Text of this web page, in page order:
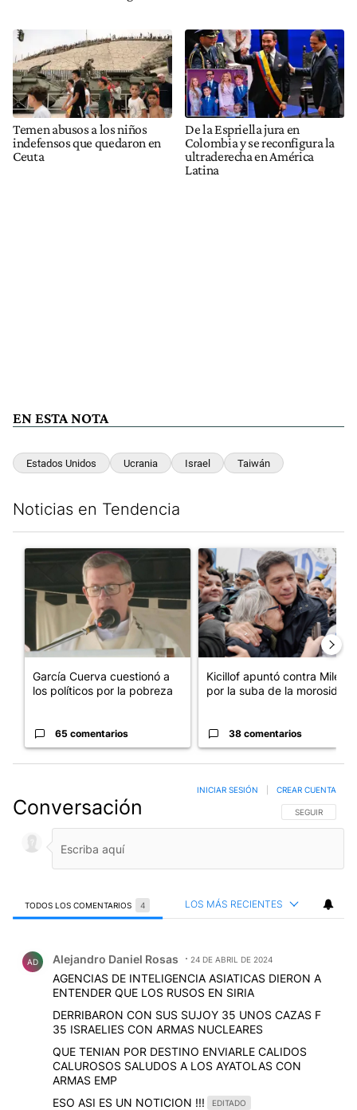
Temen abusos a los niños
indefensos que quedaron en
Ceuta
De la Espriella jura en
Colombia y se reconfigura la
ultraderecha en América
Latina
EN ESTA NOTA
Estados Unidos Ucrania Israel Taiwán
Noticias en Tendencia
Un artículo de tendencia con el título "García Cuerva
García Cuerva cuestionó a
los políticos por la pobreza
65 comentarios
Un artículo de tendencia con
Kicillof apuntó contra Milei
por la suba de la morosida...
38 comentarios
Conversación SIGA ESTA
SEGUIR
INICIAR SESIÓN CREAR CUENTA
TODOS LOS COMENTARIOS 4 LOS MÁS RECIENTES
AD Alejandro Daniel Rosas 24 DE ABRIL DE 2024
AGENCIAS DE INTELIGENCIA ASIATICAS DIERON A
ENTENDER QUE LOS RUSOS EN SIRIA
DERRIBARON CON SUS SUJOY 35 UNOS CAZAS F
35 ISRAELIES CON ARMAS NUCLEARES
QUE TENIAN POR DESTINO ENVIARLE CALIDOS
CALUROSOS SALUDOS A LOS AYATOLAS CON
ARMAS EMP
ESO ASI ES UN NOTICION !!!
EDITADO